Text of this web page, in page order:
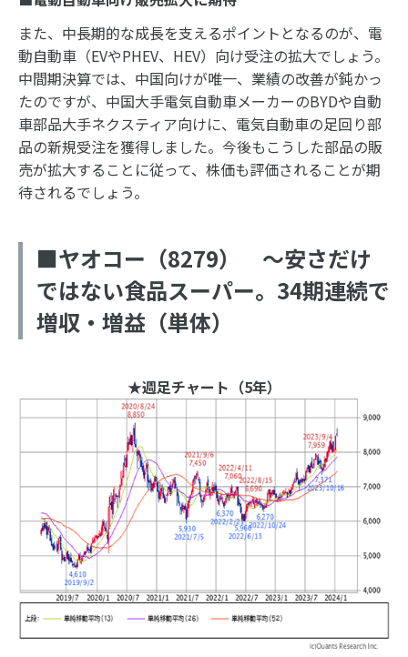
また、中長期的な成長を支えるポイントとなるのが、電
動自動車（EVやPHEV、HEV）向け受注の拡大でしょう。
中間期決算では、中国向けが唯一、業績の改善が鈍かっ
たのですが、中国大手電気自動車メーカーのBYDや自動
車部品大手ネクスティア向けに、電気自動車の足回り部
品の新規受注を獲得しました。今後もこうした部品の販
売が拡大することに従って、株価も評価されることが期
待されるでしょう。
■ヤオコー（8279） ～安さだけ
ではない食品スーパー。34期連続で
増収・増益（単体）
★週足チャート（5年）